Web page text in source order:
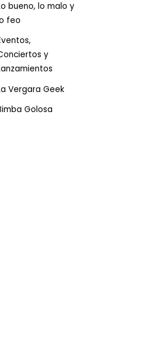
bueno, lo malo y
feo
y
Vergara Geek
Golosa